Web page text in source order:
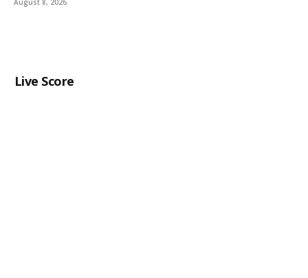
August 8, 2026
Live Score